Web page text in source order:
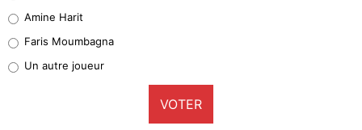
1%
9%
Amine Harit
Faris Moumbagna
Un autre joueur
VOTER